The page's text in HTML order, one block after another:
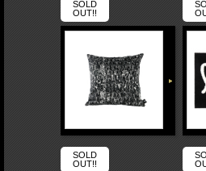
SOLD
OUT!!
SOLD
OUT!!